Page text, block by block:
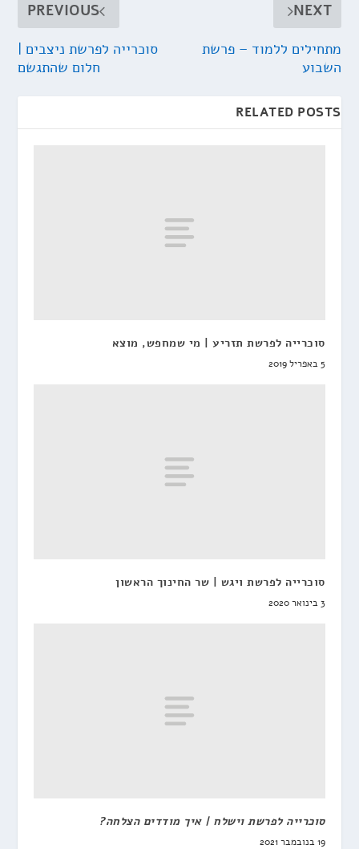
PREVIOUS
סוכרייה לפרשת ניצבים |
חלום שהתגשם
NEXT
מתחילים ללמוד – פרשת
השבוע
RELATED POSTS
סוכרייה לפרשת תזריע | מי שמחפש, מוצא
5 באפריל 2019
סוכרייה לפרשת ויגש | שר החינוך הראשון
3 בינואר 2020
סוכרייה לפרשת וישלח | איך מודדים הצלחה?
19 בנובמבר 2021